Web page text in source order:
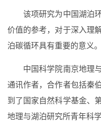
该项研究为中国湖泊
价值的参考，对于深入理
泊碳循环具有重要的意义。
中国科学院南京地理
通讯作者，合作者包括秦
到了国家自然科学基金、
地理与湖泊研究所青年科